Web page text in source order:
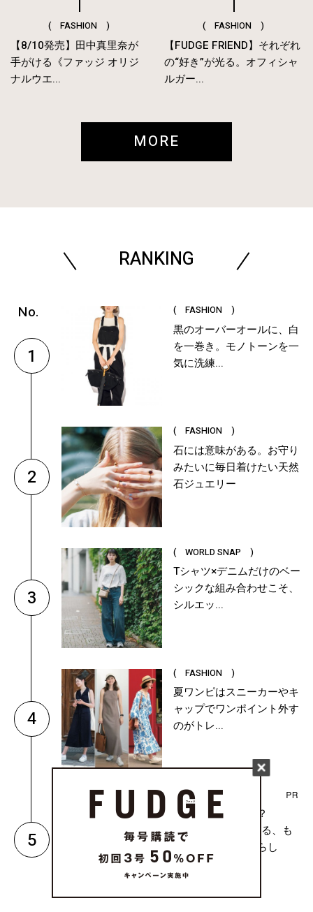
( FASHION )
【8/10発売】田中真里奈が
手がける《ファッジ オリジ
ナルウエ...
( FASHION )
【FUDGE FRIEND】それぞれ
の“好き”が光る。オフィシャ
ルガー...
MORE
RANKING
1
( FASHION )
黒のオーバーオールに、白
を一巻き。モノトーンを一
気に洗練...
2
( FASHION )
石には意味がある。お守り
みたいに毎日着けたい天然
石ジュエリー
3
( WORLD SNAP )
Tシャツ×デニムだけのベー
シックな組み合わせこそ、
シルエッ...
4
( FASHION )
夏ワンピはスニーカーやキ
ャップでワンポイント外す
のがトレ...
5
( CULTURE & LIFE )
どんな日常が理想？
《BESS》の家で知る、も
っと心地のよい暮らし